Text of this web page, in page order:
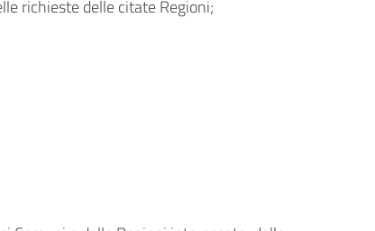
richieste delle citate Regioni;